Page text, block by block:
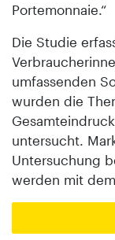
Portemonnaie.“
Die Studie
umfassenden
wurden die
untersucht.
Untersuchung
werden mit